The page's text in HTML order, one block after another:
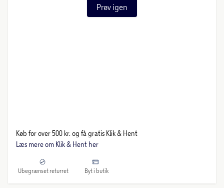
Prøv igen
Køb for over 500 kr. og få gratis Klik & Hent
Læs mere om Klik & Hent her
Ubegrænset returret Byt i butik